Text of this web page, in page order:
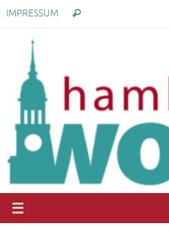
Zum
springen
IMPRESSUM Suchen